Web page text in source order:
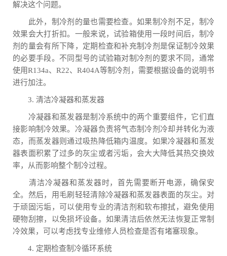
解决这个问题。
此外，制冷剂的量也需要检查。如果制冷剂不足，制冷
效果会大打折扣。一般来说，试验箱使用一段时间后，制冷
剂的量会有所下降，定期检查和补充制冷剂是保证制冷效果
的必要手段。不同型号的试验箱对制冷剂的要求不同，通常
使用R134a、R22、R404A等制冷剂，需要根据设备的说明书
进行加注。
3. 清洁冷凝器和蒸发器
冷凝器和蒸发器是制冷系统中的两个重要组件，它们直
接影响制冷效果。冷凝器负责将气态制冷剂冷却并转化为液
态，而蒸发器则通过吸热降低箱内温度。如果冷凝器和蒸发
器表面积累了过多的灰尘或者污垢，会大大降低其热交换效
率，从而影响整个制冷过程。
清洁冷凝器和蒸发器时，首先需要断开电源，确保安
全。然后，用毛刷轻轻清除冷凝器和蒸发器表面的灰尘。对
于顽固污垢，可以使用专业的清洁剂和软布擦拭，避免使用
硬物刮擦，以免损坏设备。如果清洁后依然无法恢复正常制
冷效果，可以考虑找专业维修人员检查是否有堵塞现象。
4. 定期检查制冷循环系统